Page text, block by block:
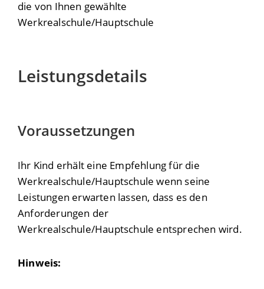
die von Ihnen gewählte
Werkrealschule/Hauptschule
Leistungsdetails
Voraussetzungen
Ihr Kind erhält eine Empfehlung für die
Werkrealschule/Hauptschule wenn seine
Leistungen erwarten lassen, dass es den
Anforderungen der
Werkrealschule/Hauptschule entsprechen wird.
Hinweis: